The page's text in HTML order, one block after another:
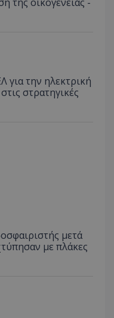
για την ηλεκτρική
στρατηγικές
μετά
με πλάκες
.youtube.com